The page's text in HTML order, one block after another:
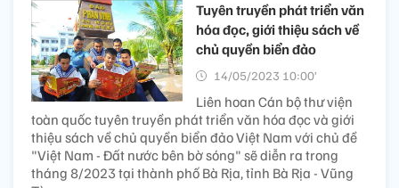
Tuyên truyền phát triển văn
hóa đọc, giới thiệu sách về
chủ quyền biển đảo
14/05/2023 10:00’
Liên hoan Cán bộ thư viện
toàn quốc tuyên truyền phát triển văn hóa đọc và giới
thiệu sách về chủ quyền biển đảo Việt Nam với chủ đề
"Việt Nam - Đất nước bên bờ sóng" sẽ diễn ra trong
tháng 8/2023 tại thành phố Bà Rịa, tỉnh Bà Rịa - Vũng